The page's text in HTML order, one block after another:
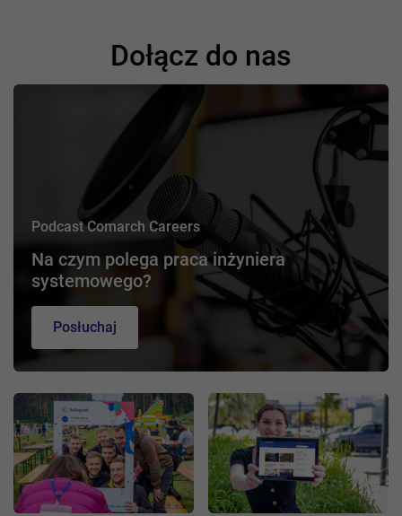
Dołącz do nas
Podcast Comarch Careers
Na czym polega praca inżyniera
systemowego?
Posłuchaj